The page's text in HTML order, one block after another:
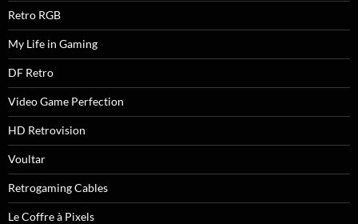
Retro RGB
My Life in Gaming
DF Retro
Video Game Perfection
HD Retrovision
Voultar
Retrogaming Cables
Le Coffre à Pixels